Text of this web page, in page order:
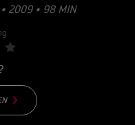
• 2009 • 98 MIN